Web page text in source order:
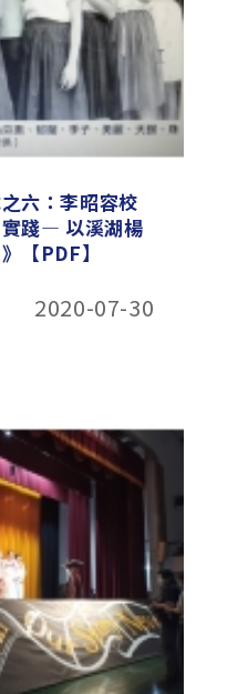
六：李昭容校
踐— 以溪湖楊
【PDF】
2020-07-30